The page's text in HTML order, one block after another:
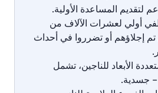
لتقديم المساعدة الأولية.
أولي لعشرات الآلاف من
تم إجلاؤهم أو تضرروا في أحداث
.
الأبعاد للناجين، تشمل
– جسدية.